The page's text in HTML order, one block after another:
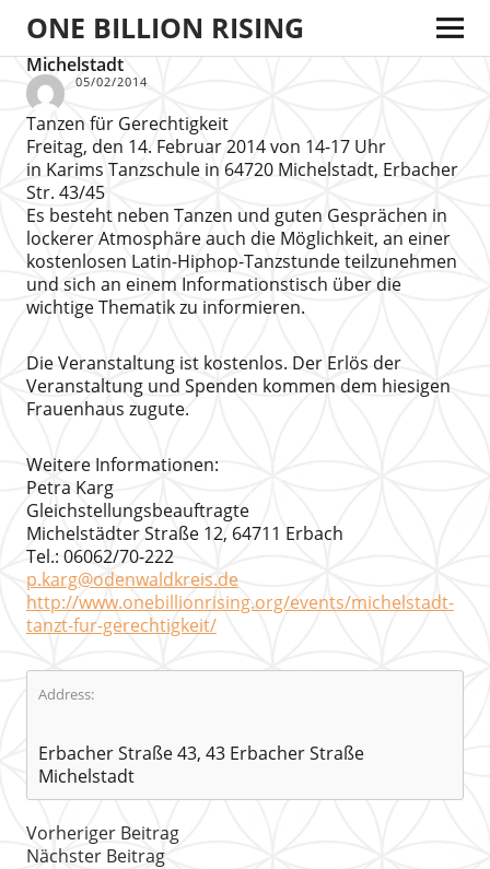
ONE BILLION RISING
Michelstadt
05/02/2014
Tanzen für Gerechtigkeit
Freitag, den 14. Februar 2014 von 14-17 Uhr
in Karims Tanzschule in 64720 Michelstadt, Erbacher
Str. 43/45
Es besteht neben Tanzen und guten Gesprächen in
lockerer Atmosphäre auch die Möglichkeit, an einer
kostenlosen Latin-Hiphop-Tanzstunde teilzunehmen
und sich an einem Informationstisch über die
wichtige Thematik zu informieren.
Die Veranstaltung ist kostenlos. Der Erlös der
Veranstaltung und Spenden kommen dem hiesigen
Frauenhaus zugute.
Weitere Informationen:
Petra Karg
Gleichstellungsbeauftragte
Michelstädter Straße 12, 64711 Erbach
Tel.: 06062/70-222
p.karg@odenwaldkreis.de
http://www.onebillionrising.org/events/michelstadt-
tanzt-fur-gerechtigkeit/
Address:
Erbacher Straße 43, 43 Erbacher Straße
Michelstadt
Vorheriger Beitrag
Nächster Beitrag